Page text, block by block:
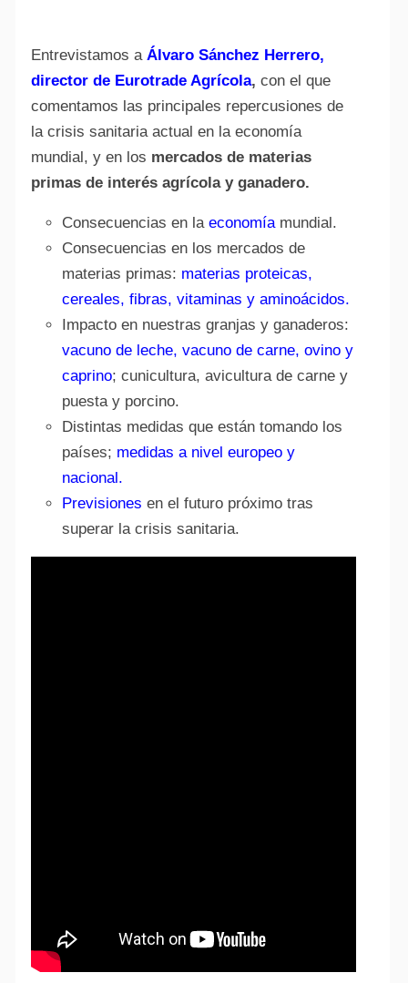
Entrevistamos a Álvaro Sánchez Herrero,
director de Eurotrade Agrícola, con el que
comentamos las principales repercusiones de
la crisis sanitaria actual en la economía
mundial, y en los mercados de materias
primas de interés agrícola y ganadero.
Consecuencias en la economíamundial.
Consecuencias en los mercados de
materias primas: materias proteicas,
cereales, fibras, vitaminas y aminoácidos.
Impacto en nuestras granjas y ganaderos:
vacuno de leche, vacuno de carne, ovino y
caprino; cunicultura, avicultura de carne y
puesta y porcino.
Distintas medidas que están tomando los
países; medidas a nivel europeo y
nacional.
Previsiones en el futuro próximo tras
superar la crisis sanitaria.